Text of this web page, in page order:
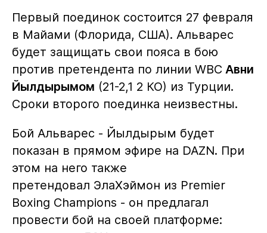
Первый поединок состоится 27 февраля
в Майами (Флорида, США). Альварес
будет защищать свои пояса в бою
против претендента по линии WBC Авни
Йылдырымом (21-2,1 2 КО) из Турции.
Сроки второго поединка неизвестны.
Бой Альварес - Йылдырым будет
показан в прямом эфире на DAZN. При
этом на него также
претендовал ЭлаХэймон из Premier
Boxing Champions - он предлагал
провести бой на своей платформе: